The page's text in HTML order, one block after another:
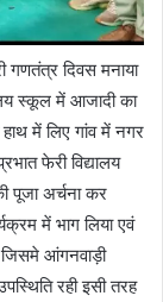
गणतंत्र दिवस मनाया
स्कूल में आजादी का
हाथ में लिए गांव में नगर
फेरी विद्यालय
पूजा अर्चना कर
में भाग लिया एवं
जिसमे आंगनवाड़ी
रही इसी तरह